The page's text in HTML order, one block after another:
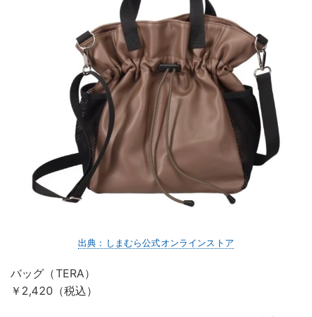
出典：しまむら公式オンラインストア
バッグ（TERA）
￥2,420（税込）